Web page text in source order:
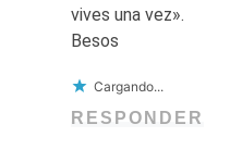
vives una vez».
Besos
Cargando...
RESPONDER